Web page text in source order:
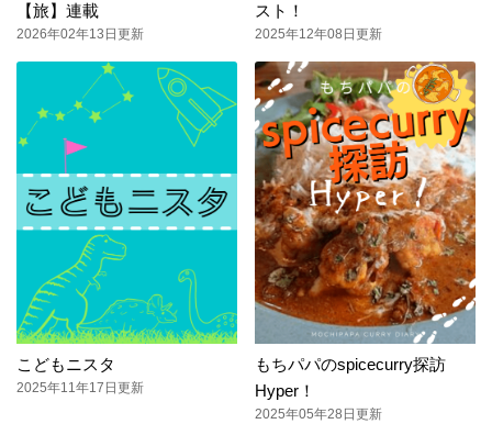
【旅】連載
2026年02年13日更新
スト！
2025年12年08日更新
こどもニスタ
2025年11年17日更新
もちパパのspicecurry探訪
Hyper！
2025年05年28日更新